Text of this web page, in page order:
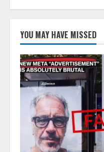
YOU MAY HAVE MISSED